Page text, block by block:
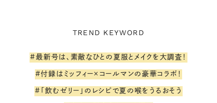
TREND KEYWORD
#最新号は、素敵なひとの夏服とメイクを大調査！
#付録はミッフィー×コールマンの豪華コラボ！
#「飲むゼリー」のレシピで夏の喉をうるおそう